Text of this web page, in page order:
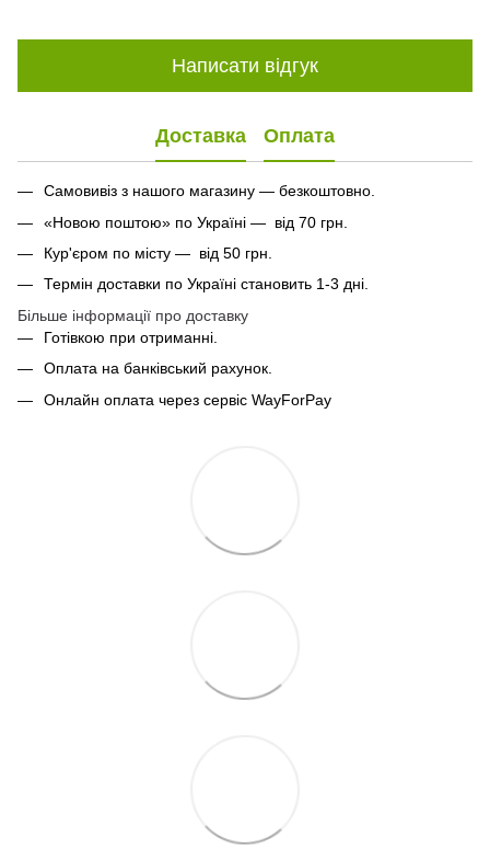
Написати відгук
Доставка Оплата
Самовивіз з нашого магазину — безкоштовно.
«Новою поштою» по Україні — від 70 грн.
Кур'єром по місту — від 50 грн.
Термін доставки по Україні становить 1-3 дні.
Більше інформації про доставку
Готівкою при отриманні.
Оплата на банківський рахунок.
Онлайн оплата через сервіс WayForPay